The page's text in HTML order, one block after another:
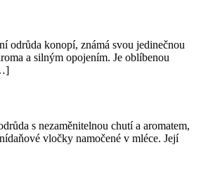
odrůda konopí, známá svou jedinečnou
a silným opojením. Je oblíbenou
s nezaměnitelnou chutí a aromatem,
vločky namočené v mléce. Její